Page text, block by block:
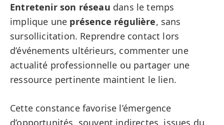
Entretenir son réseau dans le temps
implique une présence régulière, sans
sursollicitation. Reprendre contact lors
d’événements ultérieurs, commenter une
actualité professionnelle ou partager une
ressource pertinente maintient le lien.
Cette constance favorise l’émergence
d’opportunités, souvent indirectes, issues du